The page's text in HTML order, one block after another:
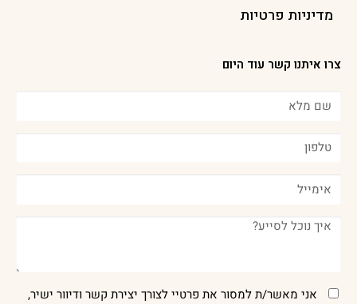
מדיניות פרטיות
צרו איתנו קשר עוד היום
אני מאשר/ת למסור את פרטיי לצורך יצירת קשר ודיוור ישיר,